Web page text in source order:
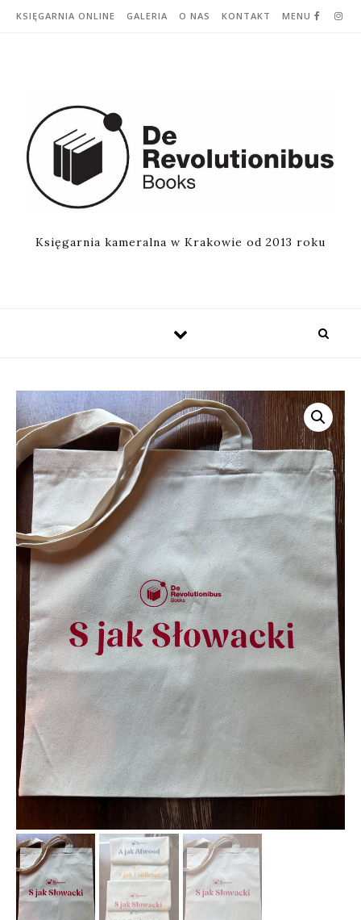
Skip to content
KSIĘGARNIA ONLINE GALERIA O NAS KONTAKT MENU
Księgarnia kameralna w Krakowie od 2013 roku